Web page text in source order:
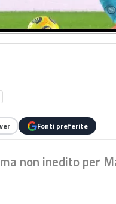
Fonti preferite
non inedito per